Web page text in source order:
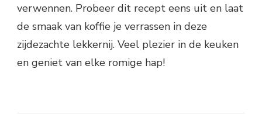
verwennen. Probeer dit recept eens uit en laat
de smaak van koffie je verrassen in deze
zijdezachte lekkernij. Veel plezier in de keuken
en geniet van elke romige hap!